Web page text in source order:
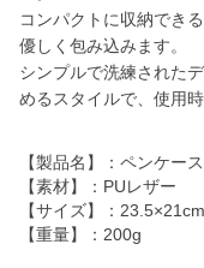
コンパクトに収納でき
優しく包み込みます。
シンプルで洗練された
めるスタイルで、使用
【製品名】：ペンケー
【素材】：PUレザー
【サイズ】：23.5×21cm
【重量】：200g